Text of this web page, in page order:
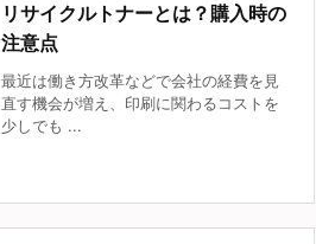
リサイクルトナーとは？購入時の
注意点
最近は働き方改革などで会社の経費を見
直す機会が増え、印刷に関わるコストを
少しでも ...